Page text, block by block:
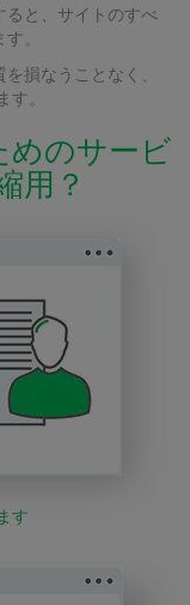
ると、サイトのすべ
。
損なうことなく、
。
めのサービ
用？
す